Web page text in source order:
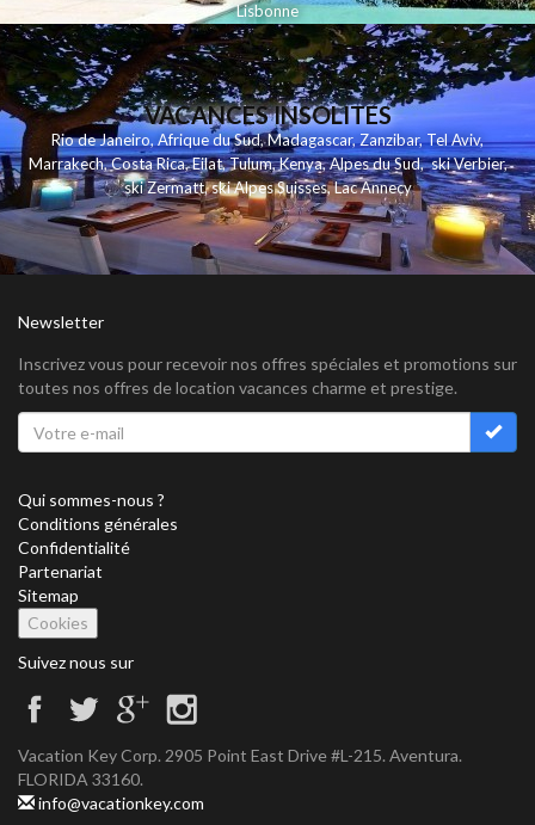
Lisbonne
VACANCES INSOLITES
Rio de Janeiro,Afrique du Sud,Madagascar,Zanzibar,Tel Aviv,
Marrakech,Costa Rica,Eilat,Tulum,Kenya,Alpes du Sud,ski Verbier,
ski Zermatt,ski Alpes Suisses,Lac Annecy
Newsletter
Inscrivez vous pour recevoir nos offres spéciales et promotions sur
toutes nos offres de location vacances charme et prestige.
Qui sommes-nous ?
Conditions générales
Confidentialité
Partenariat
Sitemap
Cookies
Suivez nous sur
Vacation Key Corp. 2905 Point East Drive #L-215. Aventura.
FLORIDA 33160.
info@vacationkey.com